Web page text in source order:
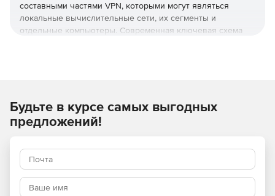
составными частями VPN, которыми могут являться
локальные вычислительные сети, их сегменты и
отдельные компьютеры. Современная ключевая схема
пользования комплекс «Континент» обеспечивает
фильтрацию принимаемых и передаваемых пакетов по
различным критериям (адресам отправителя и
дополнительным полям пакетов и т.д.). Решение
осуществляет поддержку VoIP, видеоконференций, ADSL,
Dial-Up и спутниковых каналов связи, технологии NAT/PAT
для сокрытия структуры сети.
Будьте в курсе самых выгодных
предложений!